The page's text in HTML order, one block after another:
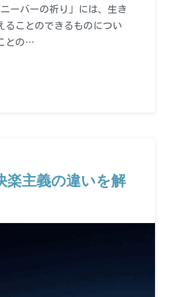
ーバーの祈り」には、生き
ることのできるものについ
との…
楽主義の違いを解